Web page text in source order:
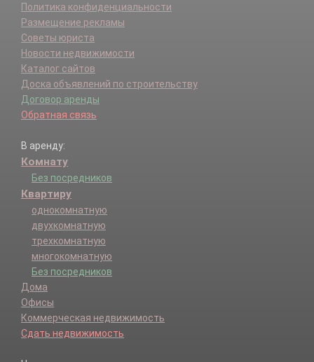
Политика конфиденциальности
Размещение рекламы
Советы юриста
Новости недвижимости
Каталог сайтов
Доска объявлений по строительству
Договор аренды
Обратная связь
В аренду:
Комнату
Без посредников
Квартиру
однокомнатную
двухкомнатную
трехкомнатную
многокомнатную
Без посредников
Дома
Офисы
Коммерческая недвижимость
Сдать недвижимость